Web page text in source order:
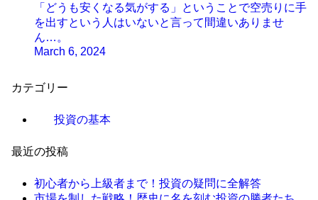
「どうも安くなる気がする」ということで空売りに手
を出すという人はいないと言って間違いありませ
ん…。
March 6, 2024
カテゴリー
投資の基本
最近の投稿
初心者から上級者まで！投資の疑問に全解答